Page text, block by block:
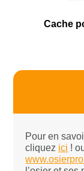
Cache
Pour en
cliquez ici !